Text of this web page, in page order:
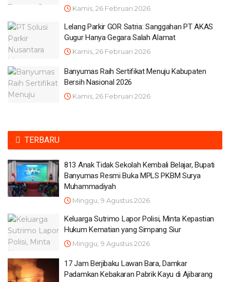
Kamis, 26 Februari 2026
Lelang Parkir GOR Satria: Sanggahan PT AKAS
Gugur Hanya Gegara Salah Alamat
Kamis, 26 Februari 2026
Banyumas Raih Sertifikat Menuju Kabupaten
Bersih Nasional 2026
Kamis, 26 Februari 2026
TERBARU
813 Anak Tidak Sekolah Kembali Belajar, Bupati
Banyumas Resmi Buka MPLS PKBM Surya
Muhammadiyah
Minggu, 9 Agustus 2026
Keluarga Sutrimo Lapor Polisi, Minta Kepastian
Hukum Kematian yang Simpang Siur
Minggu, 9 Agustus 2026
17 Jam Berjibaku Lawan Bara, Damkar
Padamkan Kebakaran Pabrik Kayu di Ajibarang